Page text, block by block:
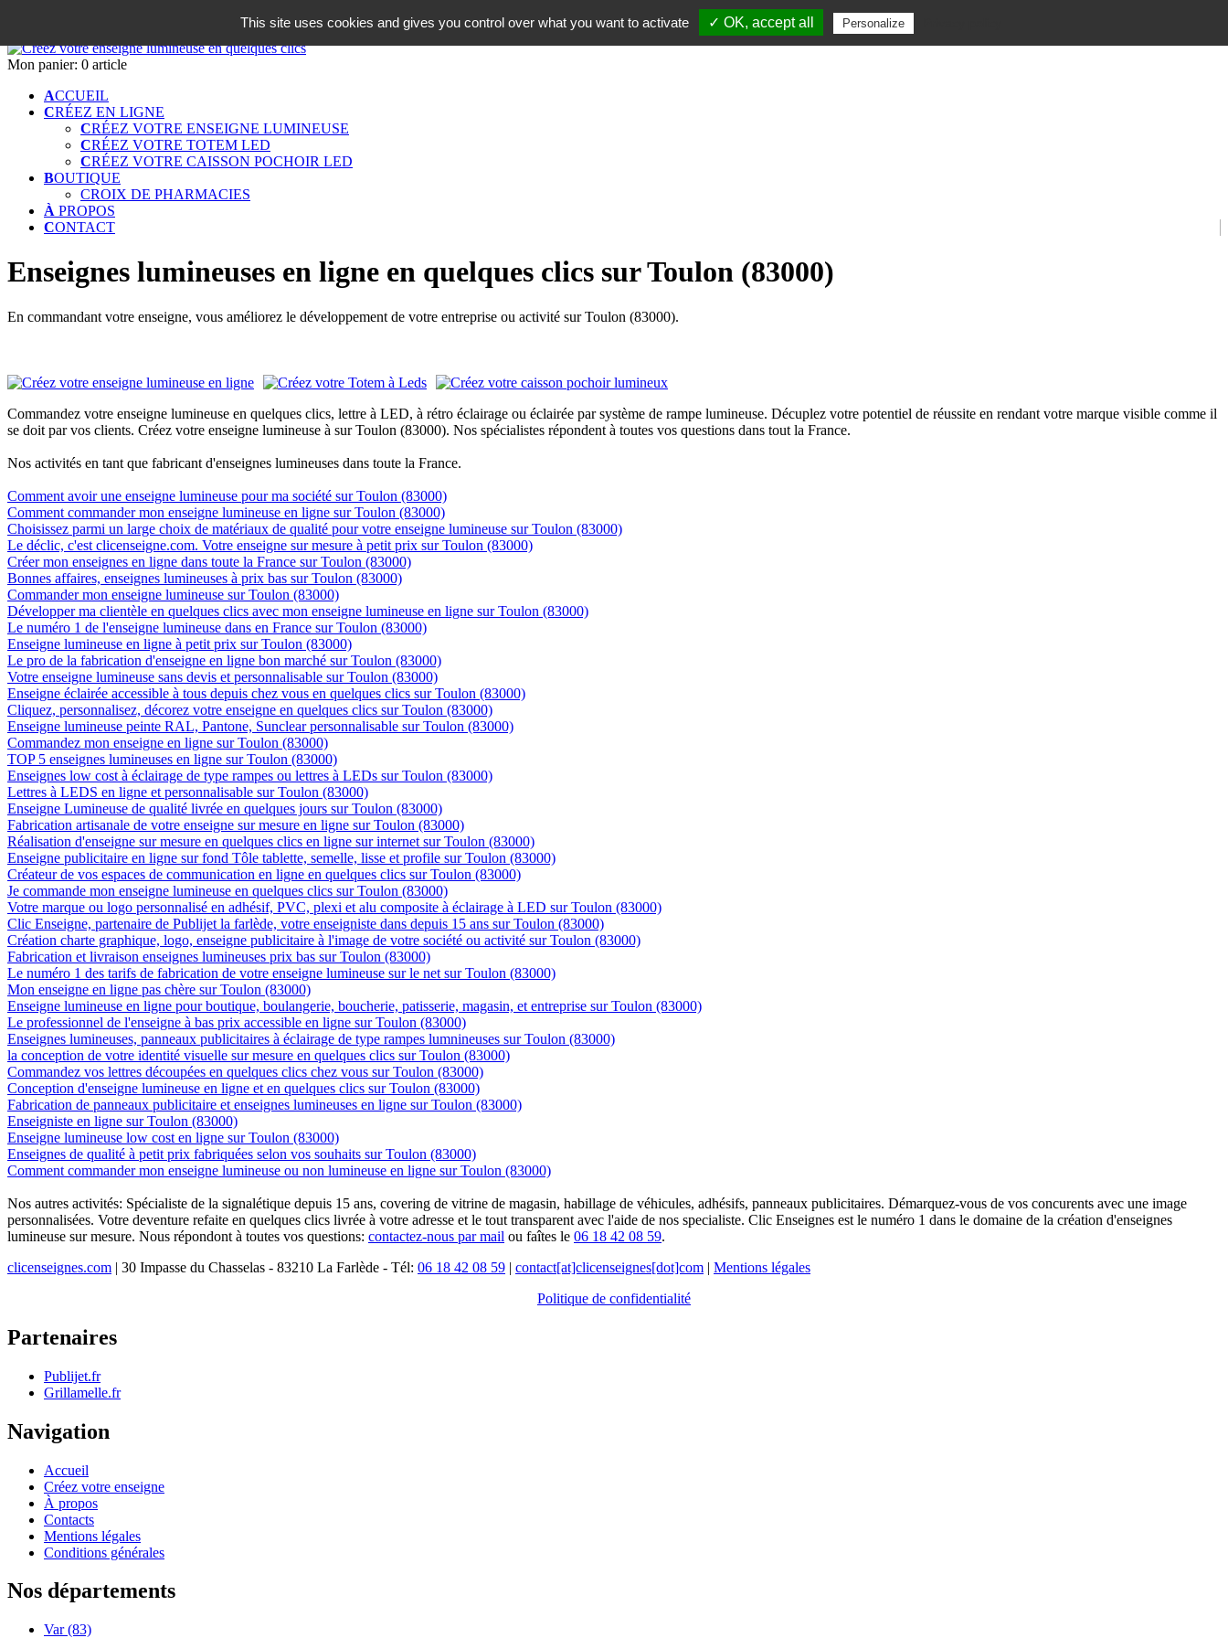
Mon panier: 0 article
ACCUEIL
CRÉEZ EN LIGNE
CRÉEZ VOTRE ENSEIGNE LUMINEUSE
CRÉEZ VOTRE TOTEM LED
CRÉEZ VOTRE CAISSON POCHOIR LED
BOUTIQUE
CROIX DE PHARMACIES
À PROPOS
CONTACT
Enseignes lumineuses en ligne en quelques clics sur Toulon (83000)
En commandant votre enseigne, vous améliorez le développement de votre entreprise ou activité sur Toulon (83000).
Commandez votre enseigne lumineuse en quelques clics, lettre à LED, à rétro éclairage ou éclairée par système de rampe lumineuse. Décuplez votre potentiel de réussite en rendant votre marque visible comme il
se doit par vos clients. Créez votre enseigne lumineuse à sur Toulon (83000). Nos spécialistes répondent à toutes vos questions dans tout la France.
Nos activités en tant que fabricant d'enseignes lumineuses dans toute la France.
Comment avoir une enseigne lumineuse pour ma société sur Toulon (83000)
Comment commander mon enseigne lumineuse en ligne sur Toulon (83000)
Choisissez parmi un large choix de matériaux de qualité pour votre enseigne lumineuse sur Toulon (83000)
Le déclic, c'est clicenseigne.com. Votre enseigne sur mesure à petit prix sur Toulon (83000)
Créer mon enseignes en ligne dans toute la France sur Toulon (83000)
Bonnes affaires, enseignes lumineuses à prix bas sur Toulon (83000)
Commander mon enseigne lumineuse sur Toulon (83000)
Développer ma clientèle en quelques clics avec mon enseigne lumineuse en ligne sur Toulon (83000)
Le numéro 1 de l'enseigne lumineuse dans en France sur Toulon (83000)
Enseigne lumineuse en ligne à petit prix sur Toulon (83000)
Le pro de la fabrication d'enseigne en ligne bon marché sur Toulon (83000)
Votre enseigne lumineuse sans devis et personnalisable sur Toulon (83000)
Enseigne éclairée accessible à tous depuis chez vous en quelques clics sur Toulon (83000)
Cliquez, personnalisez, décorez votre enseigne en quelques clics sur Toulon (83000)
Enseigne lumineuse peinte RAL, Pantone, Sunclear personnalisable sur Toulon (83000)
Commandez mon enseigne en ligne sur Toulon (83000)
TOP 5 enseignes lumineuses en ligne sur Toulon (83000)
Enseignes low cost à éclairage de type rampes ou lettres à LEDs sur Toulon (83000)
Lettres à LEDS en ligne et personnalisable sur Toulon (83000)
Enseigne Lumineuse de qualité livrée en quelques jours sur Toulon (83000)
Fabrication artisanale de votre enseigne sur mesure en ligne sur Toulon (83000)
Réalisation d'enseigne sur mesure en quelques clics en ligne sur internet sur Toulon (83000)
Enseigne publicitaire en ligne sur fond Tôle tablette, semelle, lisse et profile sur Toulon (83000)
Créateur de vos espaces de communication en ligne en quelques clics sur Toulon (83000)
Je commande mon enseigne lumineuse en quelques clics sur Toulon (83000)
Votre marque ou logo personnalisé en adhésif, PVC, plexi et alu composite à éclairage à LED sur Toulon (83000)
Clic Enseigne, partenaire de Publijet la farlède, votre enseigniste dans depuis 15 ans sur Toulon (83000)
Création charte graphique, logo, enseigne publicitaire à l'image de votre société ou activité sur Toulon (83000)
Fabrication et livraison enseignes lumineuses prix bas sur Toulon (83000)
Le numéro 1 des tarifs de fabrication de votre enseigne lumineuse sur le net sur Toulon (83000)
Mon enseigne en ligne pas chère sur Toulon (83000)
Enseigne lumineuse en ligne pour boutique, boulangerie, boucherie, patisserie, magasin, et entreprise sur Toulon (83000)
Le professionnel de l'enseigne à bas prix accessible en ligne sur Toulon (83000)
Enseignes lumineuses, panneaux publicitaires à éclairage de type rampes lumnineuses sur Toulon (83000)
la conception de votre identité visuelle sur mesure en quelques clics sur Toulon (83000)
Commandez vos lettres découpées en quelques clics chez vous sur Toulon (83000)
Conception d'enseigne lumineuse en ligne et en quelques clics sur Toulon (83000)
Fabrication de panneaux publicitaire et enseignes lumineuses en ligne sur Toulon (83000)
Enseigniste en ligne sur Toulon (83000)
Enseigne lumineuse low cost en ligne sur Toulon (83000)
Enseignes de qualité à petit prix fabriquées selon vos souhaits sur Toulon (83000)
Comment commander mon enseigne lumineuse ou non lumineuse en ligne sur Toulon (83000)
Nos autres activités: Spécialiste de la signalétique depuis 15 ans, covering de vitrine de magasin, habillage de véhicules, adhésifs, panneaux publicitaires. Démarquez-vous de vos concurents avec une image
personnalisées. Votre deventure refaite en quelques clics livrée à votre adresse et le tout transparent avec l'aide de nos specialiste. Clic Enseignes est le numéro 1 dans le domaine de la création d'enseignes
lumineuse sur mesure. Nous répondont à toutes vos questions: contactez-nous par mail ou faîtes le 06 18 42 08 59.
clicenseignes.com | 30 Impasse du Chasselas - 83210 La Farlède - Tél: 06 18 42 08 59 | contact[at]clicenseignes[dot]com | Mentions légales
Politique de confidentialité
Partenaires
Publijet.fr
Grillamelle.fr
Navigation
Accueil
Créez votre enseigne
À propos
Contacts
Mentions légales
Conditions générales
Nos départements
Var (83)
This site uses cookies and gives you control over what you want to activate ✓ OK, accept all Personalize